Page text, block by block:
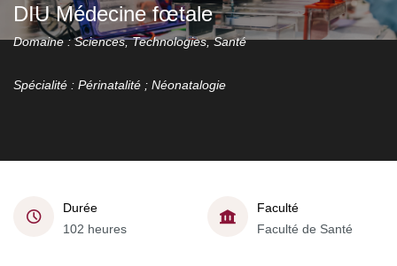
DIU Médecine fœtale
Domaine : Sciences, Technologies, Santé
Spécialité : Périnatalité ; Néonatalogie
Durée
102 heures
Faculté
Faculté de Santé